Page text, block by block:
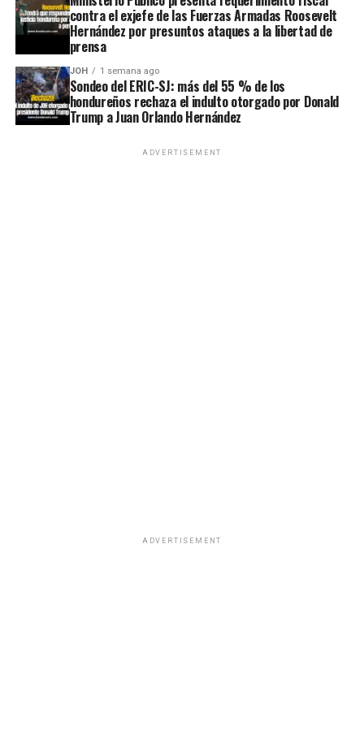
contra el exjefe de las Fuerzas Armadas Roosevelt
Hernández por presuntos ataques a la libertad de
prensa
JOH 1 semana ago
Sondeo del ERIC-SJ: más del 55 % de los
hondureños rechaza el indulto otorgado por Donald
Trump a Juan Orlando Hernández
ADVERTISEMENT
ADVERTISEMENT